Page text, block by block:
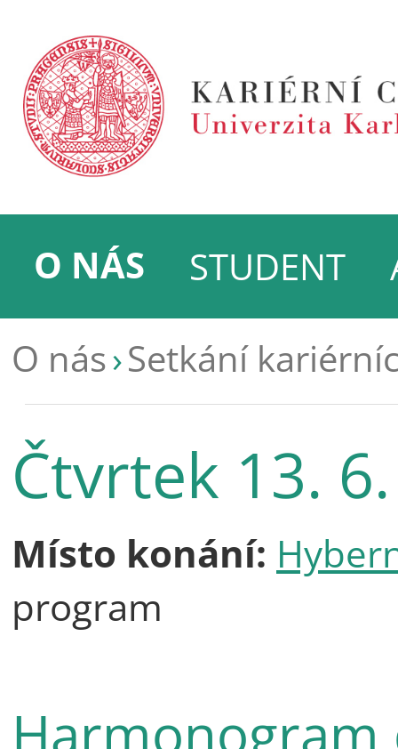
O NÁS STUDENT
O nás Setkání
Čtvrtek 13. 6.
Místo konání:
program
Harmonogram